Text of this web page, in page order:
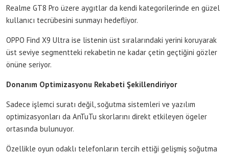
Realme GT8 Pro üzere aygıtlar da kendi kategorilerinde en güzel
kullanıcı tecrübesini sunmayı hedefliyor.
OPPO Find X9 Ultra ise listenin üst sıralarındaki yerini koruyarak
üst seviye segmentteki rekabetin ne kadar çetin geçtiğini gözler
önüne seriyor.
Donanım Optimizasyonu Rekabeti Şekillendiriyor
Sadece işlemci suratı değil, soğutma sistemleri ve yazılım
optimizasyonları da AnTuTu skorlarını direkt etkileyen ögeler
ortasında bulunuyor.
Özellikle oyun odaklı telefonların tercih ettiği gelişmiş soğutma